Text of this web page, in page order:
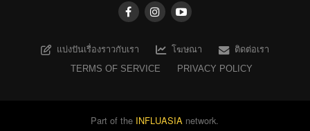
แบ่งปันเรื่องราวกับเรา โฆษณา
ติดต่อเรา
TERMS OF SERVICE
PRIVACY POLICY
Part of the INFLUASIA network.